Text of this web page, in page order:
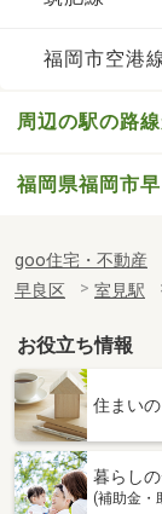
福岡市空港
周辺の駅の路
福岡県福岡市
goo住宅・不動産
早良区
室見駅
お役立ち情報
住まい
暮らし
(補助金・